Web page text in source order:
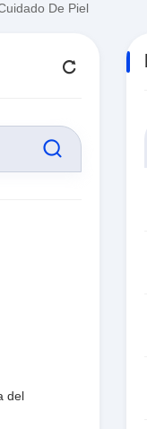
De Piel
del